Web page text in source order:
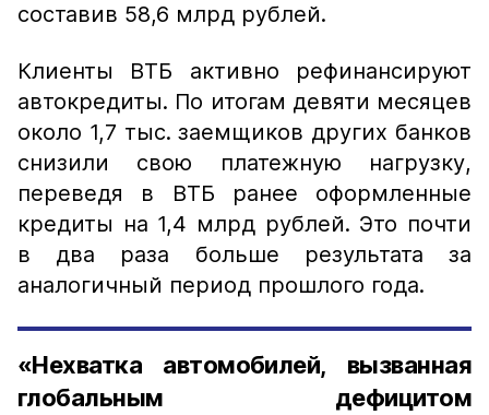
составив 58,6 млрд рублей.
Клиенты ВТБ активно рефинансируют
автокредиты. По итогам девяти месяцев
около 1,7 тыс. заемщиков других банков
снизили свою платежную нагрузку,
переведя в ВТБ ранее оформленные
кредиты на 1,4 млрд рублей. Это почти
в два раза больше результата за
аналогичный период прошлого года.
«Нехватка автомобилей, вызванная
глобальным дефицитом